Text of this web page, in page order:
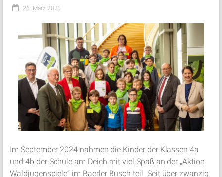
26. März 2025
Im September 2024 nahmen die Kinder der Klassen 4a
und 4b der Schule am Deich mit viel Spaß an der „Aktion
Waldjugenspiele“ im Baerler Busch teil. Seit über zwanzig